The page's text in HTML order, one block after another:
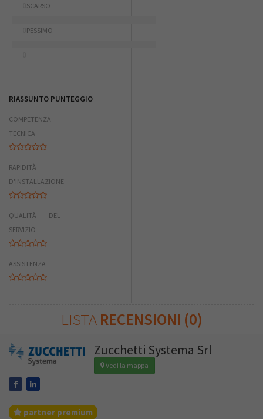
SCARSO
PESSIMO
RIASSUNTO PUNTEGGIO
COMPETENZA
TECNICA
RAPIDITÀ
D'INSTALLAZIONE
QUALITÀ DEL
SERVIZIO
ASSISTENZA
LISTA RECENSIONI (0)
Zucchetti Systema Srl
Vedi la mappa
partner premium